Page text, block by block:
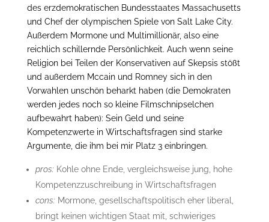
des erzdemokratischen Bundesstaates Massachusetts
und Chef der olympischen Spiele von Salt Lake City.
Außerdem Mormone und Multimillionär, also eine
reichlich schillernde Persönlichkeit. Auch wenn seine
Religion bei Teilen der Konservativen auf Skepsis stößt
und außerdem Mccain und Romney sich in den
Vorwahlen unschön beharkt haben (die Demokraten
werden jedes noch so kleine Filmschnipselchen
aufbewahrt haben): Sein Geld und seine
Kompetenzwerte in Wirtschaftsfragen sind starke
Argumente, die ihm bei mir Platz 3 einbringen.
pros:Kohle ohne Ende, vergleichsweise jung, hohe
Kompetenzzuschreibung in Wirtschaftsfragen
cons:Mormone, gesellschaftspolitisch eher liberal,
bringt keinen wichtigen Staat mit, schwieriges